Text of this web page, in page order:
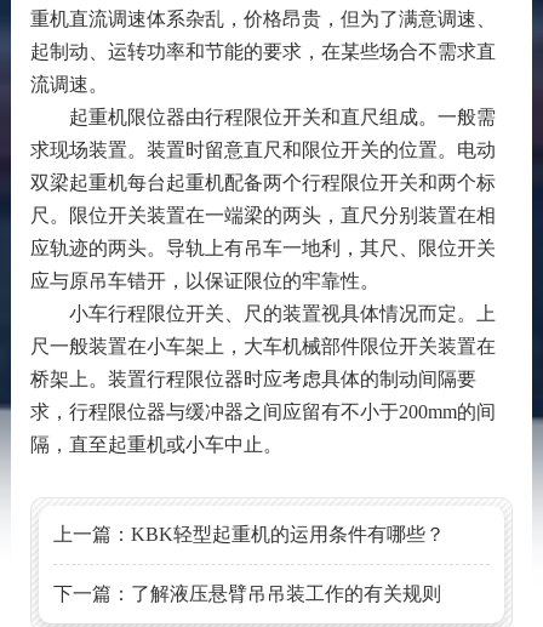
重机直流调速体系杂乱，价格昂贵，但为了满意调速、
起制动、运转功率和节能的要求，在某些场合不需求直
流调速。
起重机限位器由行程限位开关和直尺组成。一般需
求现场装置。装置时留意直尺和限位开关的位置。电动
双梁起重机每台起重机配备两个行程限位开关和两个标
尺。限位开关装置在一端梁的两头，直尺分别装置在相
应轨迹的两头。导轨上有吊车一地利，其尺、限位开关
应与原吊车错开，以保证限位的牢靠性。
小车行程限位开关、尺的装置视具体情况而定。上
尺一般装置在小车架上，大车机械部件限位开关装置在
桥架上。装置行程限位器时应考虑具体的制动间隔要
求，行程限位器与缓冲器之间应留有不小于200mm的间
隔，直至起重机或小车中止。
上一篇： KBK轻型起重机的运用条件有哪些？
下一篇： 了解液压悬臂吊吊装工作的有关规则